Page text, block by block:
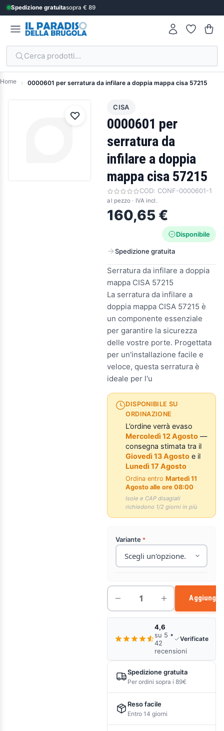
Spedizione gratuitasopra € 89
Cerca prodotti...
Home 0000601 per serratura da infilare a doppia mappa cisa 57215
CISA
0000601 per
serratura da
infilare a doppia
mappa cisa 57215
COD: CONF-0000601-1
al pezzo · IVA incl.
160,65 €
Disponibile
Spedizione gratuita
Serratura da infilare a doppia
mappa CISA 57215
La serratura da infilare a
doppia mappa CISA 57215 è
un componente essenziale
per garantire la sicurezza
delle vostre porte. Progettata
per un'installazione facile e
veloce, questa serratura è
ideale per l'u
DISPONIBILE SU
ORDINAZIONE
L’ordine verrà evaso
Mercoledì 12 Agosto —
consegna stimata tra il
Giovedì 13 Agosto e il
Lunedì 17 Agosto
Ordina entroMartedì 11
Agosto alle ore 08:00
Isole e CAP disagiati
richiedono 1/2 giorni in più
Variante
Aggiungi
4,6
su 5 •
42
recensioni
Verificate
Spedizione gratuita
Per ordini sopra i 89€
Reso facile
Entro 14 giorni